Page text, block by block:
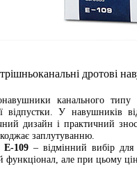
дротові
канального типу
відпустки. У навушників
дизайн і практичний
заплутуванню.
E-109 – відмінний вибір
функціонал, але при цьому